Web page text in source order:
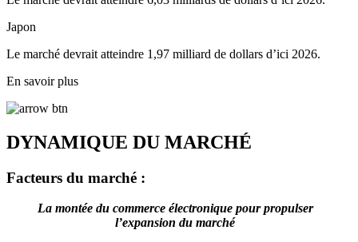
Japon
Le marché devrait atteindre 1,97 milliard de dollars d’ici 2026.
En savoir plus
DYNAMIQUE DU MARCHÉ
Facteurs du marché :
La montée du commerce électronique pour propulser
l’expansion du marché